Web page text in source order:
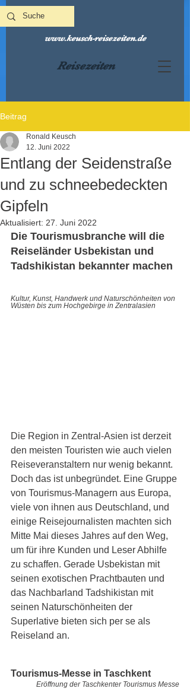
Reisezeiten
www.keusch-reisezeiten.de
Beitrag
Entlang der Seidenstraße
und zu schneebedeckten
Gipfeln
Ronald Keusch
12. Juni 2022
Aktualisiert: 27. Juni 2022
Die Tourismusbranche will die
Reiseländer Usbekistan und
Tadshikistan bekannter machen
Kultur, Kunst, Handwerk und Naturschönheiten von
Wüsten bis zum Hochgebirge in Zentralasien
Die Region in Zentral-Asien ist derzeit
den meisten Touristen wie auch vielen
Reiseveranstaltern nur wenig bekannt.
Doch das ist unbegründet. Eine Gruppe
von Tourismus-Managern aus Europa,
viele von ihnen aus Deutschland, und
einige Reisejournalisten machten sich
Mitte Mai dieses Jahres auf den Weg,
um für ihre Kunden und Leser Abhilfe
zu schaffen. Gerade Usbekistan mit
seinen exotischen Prachtbauten und
das Nachbarland Tadshikistan mit
seinen Naturschönheiten der
Superlative bieten sich per se als
Reiseland an.
Tourismus-Messe in Taschkent
Eröffnung der Taschkenter Tourismus Messe